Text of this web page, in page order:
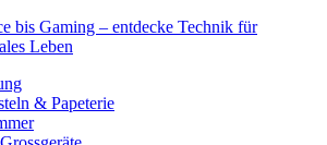
bis Gaming – entdecke Technik für
Leben
& Papeterie